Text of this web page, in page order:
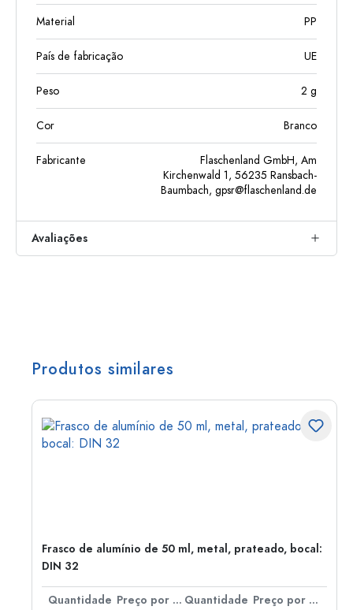
Material PP
País de fabricação UE
Peso 2 g
Cor Branco
Fabricante
Flaschenland GmbH, Am
Kirchenwald 1, 56235 Ransbach-
Baumbach, gpsr@flaschenland.de
Avaliações
Produtos similares
Frasco de alumínio de 50 ml, metal, prateado, bocal:
DIN 32
Quantidade Preço por peça Quantidade
Preço por peça